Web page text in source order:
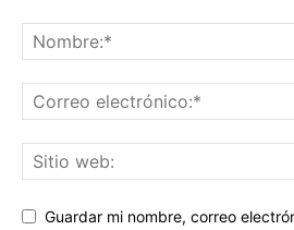
Guardar mi nombre, correo